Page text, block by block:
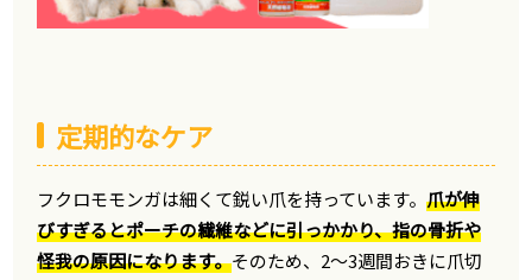
定期的なケア
フクロモモンガは細くて鋭い爪を持っています。爪が伸
びすぎるとポーチの繊維などに引っかかり、指の骨折や
怪我の原因になります。そのため、2〜3週間おきに爪切